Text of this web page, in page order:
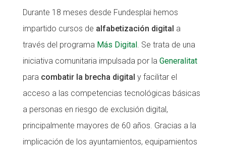
Durante 18 meses desde Fundesplai hemos
impartido cursos de alfabetización digital a
través del programa Más Digital. Se trata de una
iniciativa comunitaria impulsada por la Generalitat
para combatir la brecha digital y facilitar el
acceso a las competencias tecnológicas básicas
a personas en riesgo de exclusión digital,
principalmente mayores de 60 años. Gracias a la
implicación de los ayuntamientos, equipamientos
CONEIX FUNDESPLAI
La Fundació
L'equip
Missió i valors
Els comptes clars
Proposta educativa